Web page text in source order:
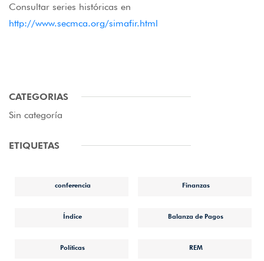
Consultar series históricas en
http://www.secmca.org/simafir.html
CATEGORIAS
Sin categoría
ETIQUETAS
conferencia Finanzas
Índice Balanza de Pagos
Políticas REM